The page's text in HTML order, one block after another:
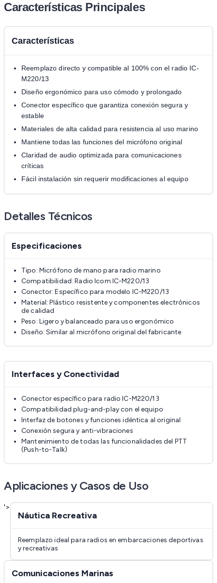
Características Principales
Características
Reemplazo directo y compatible al 100% con el radio IC-
M220/13
Diseño ergonómico para uso cómodo y prolongado
Conector específico que garantiza conexión segura y
estable
Materiales de alta calidad para resistencia al uso marino
Mantiene todas las funciones del micrófono original
Claridad de audio optimizada para comunicaciones
críticas
Fácil instalación sin requerir modificaciones al equipo
Detalles Técnicos
Especificaciones
Tipo: Micrófono de mano para radio marino
Compatibilidad: Radio Icom IC-M220/13
Conector: Específico para modelo IC-M220/13
Material: Plástico resistente y componentes electrónicos
de calidad
Peso: Ligero y balanceado para uso ergonómico
Diseño: Similar al micrófono original del fabricante
Interfaces y Conectividad
Conector específico para radio IC-M220/13
Compatibilidad plug-and-play con el equipo
Interfaz de botones y funciones idéntica al original
Conexión segura y anti-vibraciones
Mantenimiento de todas las funcionalidades del PTT
(Push-to-Talk)
Aplicaciones y Casos de Uso
'>
Náutica Recreativa
Reemplazo ideal para radios en embarcaciones deportivas
y recreativas
Comunicaciones Marinas